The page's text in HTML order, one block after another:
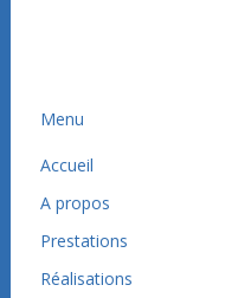
Menu
Accueil
A propos
Prestations
Réalisations